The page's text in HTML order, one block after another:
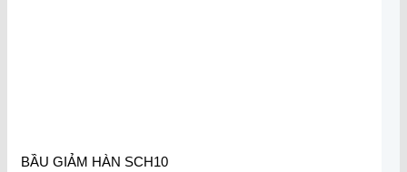
BẦU GIẢM HÀN SCH10